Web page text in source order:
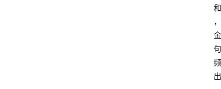
和
，
金
句
频
出